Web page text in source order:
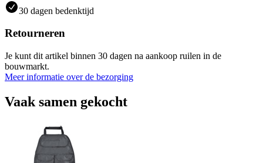
30 dagen bedenktijd
Retourneren
Je kunt dit artikel binnen 30 dagen na aankoop ruilen in de
bouwmarkt.
Meer informatie over de bezorging
Vaak samen gekocht